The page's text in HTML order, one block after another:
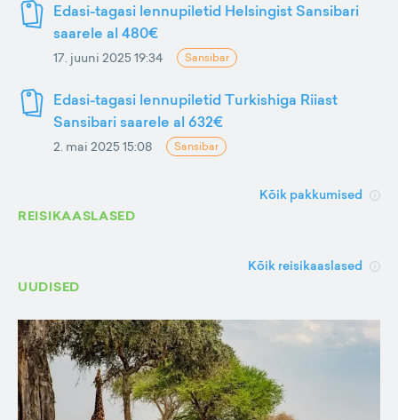
Edasi-tagasi lennupiletid Helsingist Sansibari
saarele al 480€
17. juuni 2025 19:34 Sansibar
Edasi-tagasi lennupiletid Turkishiga Riiast
Sansibari saarele al 632€
2. mai 2025 15:08 Sansibar
Kõik pakkumised
REISIKAASLASED
Kõik reisikaaslased
UUDISED